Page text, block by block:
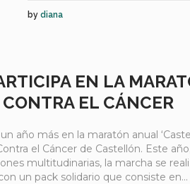
by diana
EN LA
EL CÁNCER
año más en la maratón anual
el Cáncer de Castellón. Este
multitudinarias, la marcha se
un pack solidario que consiste en...